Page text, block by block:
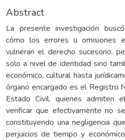
Abstract
La presente investigación
cómo los errores u omisiones
vulneran el derecho sucesorio,
solo a nivel de identidad sino
económico, cultural hasta
órgano encargado es el Registro
Estado Civil, quienes admiten
verificar que efectivamente no
constituyendo una negligencia
perjuicios de tiempo y